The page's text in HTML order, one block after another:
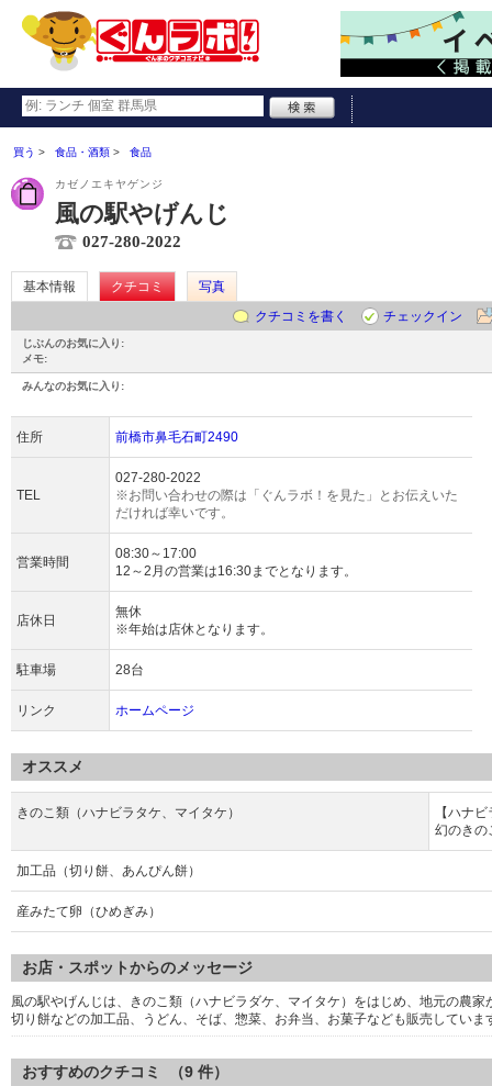
買う 食品・酒類 食品
カゼノエキヤゲンジ
風の駅やげんじ
027-280-2022
基本情報 クチコミ
写真
クチコミを書く
チェックイン
じぶんのお気に入り:
メモ:
みんなのお気に入り:
住所 前橋市鼻毛石町2490
TEL
027-280-2022
※お問い合わせの際は「ぐんラボ！を見た」とお伝えいた
だければ幸いです。
営業時間
08:30～17:00
12～2月の営業は16:30までとなります。
店休日
無休
※年始は店休となります。
駐車場 28台
リンク ホームページ
オススメ
きのこ類（ハナビラタケ、マイタケ）
【ハナ
幻のきの
加工品（切り餅、あんぴん餅）
産みたて卵（ひめぎみ）
お店・スポットからのメッセージ
風の駅やげんじは、きのこ類（ハナビラダケ、マイタケ）をはじめ、地元の農
切り餅などの加工品、うどん、そば、惣菜、お弁当、お菓子なども販売していま
おすすめのクチコミ （9 件）